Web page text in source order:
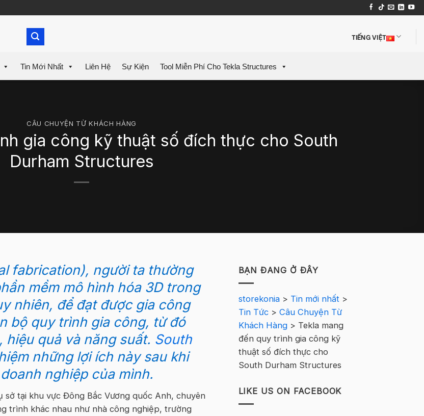
TIẾNG VIỆT
Tin Mới Nhất Liên Hệ Sự Kiện Tool Miễn Phí Cho Tekla Structures
CÂU CHUYỆN TỪ KHÁCH HÀNG
gia công kỹ thuật số đích thực cho South
Durham Structures
fabrication), người ta thường
mềm mô hình hóa 3D trong
nhiên, để đạt được gia công
bộ quy trình gia công, từ đó
hiệu quả và năng suất. South
những lợi ích này sau khi
nghiệp của mình.
tại khu vực Đông Bắc Vương quốc Anh, chuyên
trình khác nhau như nhà công nghiệp, trường
BẠN ĐANG Ở ĐÂY
storekonia> Tin mới nhất>
Tin Tức> Câu Chuyện Từ
Khách Hàng> Tekla mang
đến quy trình gia công kỹ
thuật số đích thực cho
South Durham Structures
LIKE US ON FACEBOOK